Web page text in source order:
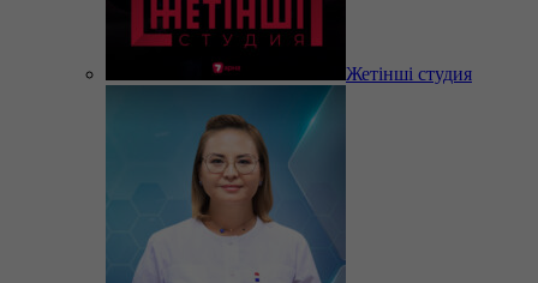
Жетінші студия